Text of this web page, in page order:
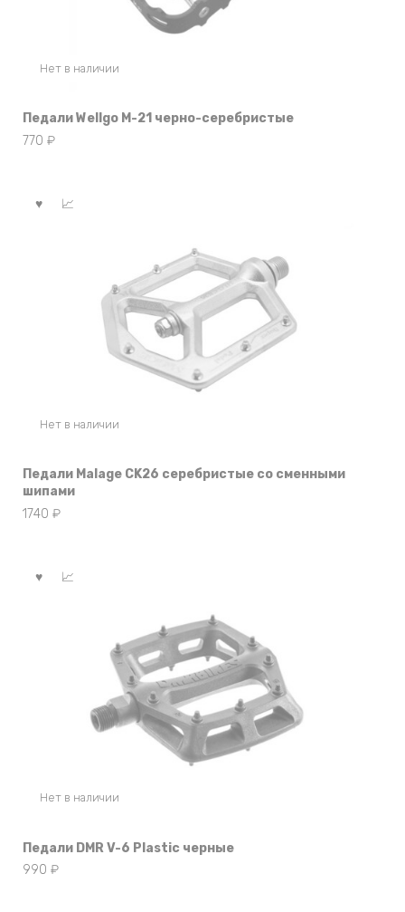
Нет в наличии
Педали Wellgo M-21 черно-серебристые
770 ₽
Нет в наличии
Педали Malage CK26 серебристые со сменными
шипами
1740 ₽
Нет в наличии
Педали DMR V-6 Plastic черные
990 ₽